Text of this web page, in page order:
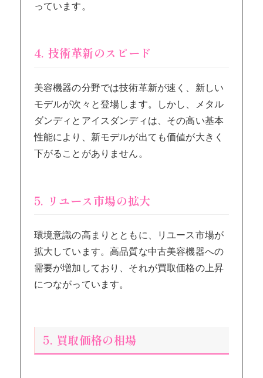
っています。
4. 技術革新のスピード
美容機器の分野では技術革新が速く、新しい
モデルが次々と登場します。しかし、メタル
ダンディとアイスダンディは、その高い基本
性能により、新モデルが出ても価値が大きく
下がることがありません。
5. リユース市場の拡大
環境意識の高まりとともに、リユース市場が
拡大しています。高品質な中古美容機器への
需要が増加しており、それが買取価格の上昇
につながっています。
5. 買取価格の相場